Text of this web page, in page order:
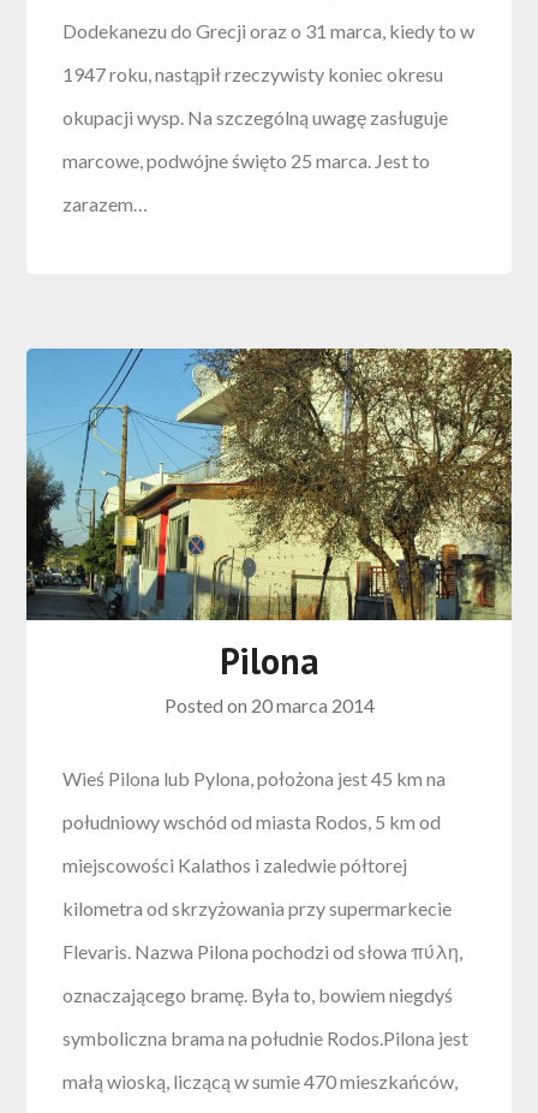
Dodekanezu do Grecji oraz o 31 marca, kiedy to w
1947 roku, nastąpił rzeczywisty koniec okresu
okupacji wysp. Na szczególną uwagę zasługuje
marcowe, podwójne święto 25 marca. Jest to
zarazem…
Pilona
Posted on 20 marca 2014
Wieś Pilona lub Pylona, położona jest 45 km na
południowy wschód od miasta Rodos, 5 km od
miejscowości Kalathos i zaledwie półtorej
kilometra od skrzyżowania przy supermarkecie
Flevaris. Nazwa Pilona pochodzi od słowa πύλη,
oznaczającego bramę. Była to, bowiem niegdyś
symboliczna brama na południe Rodos.Pilona jest
małą wioską, liczącą w sumie 470 mieszkańców,